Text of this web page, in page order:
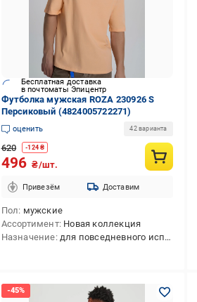
Бесплатная доставка
в почтоматы Эпицентр
Футболка мужская ROZA 230926 S
Персиковый (4824005722271)
оценить 42 варианта
620 -124₴
496 ₴/шт.
Привезём Доставим
Пол мужские
Ассортимент Новая коллекция
Назначение для повседневного использования